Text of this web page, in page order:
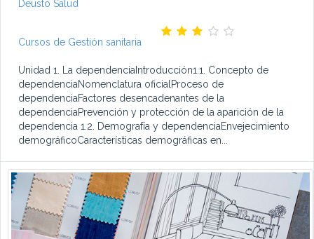
Deusto Salud
Cursos de Gestión sanitaria
Unidad 1. La dependenciaIntroducción1.1. Concepto de
dependenciaNomenclatura oficialProceso de
dependenciaFactores desencadenantes de la
dependenciaPrevención y protección de la aparición de la
dependencia 1.2. Demografía y dependenciaEnvejecimiento
demográficoCaracterísticas demográficas en...